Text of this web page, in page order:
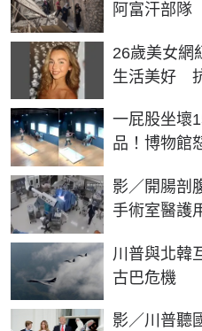
阿富汗部隊
26歲美女網
生活美好
一屁股坐壞
品！博物館
影／開腸剖
手術室醫護
川普與北韓
古巴危機
影／川普聽